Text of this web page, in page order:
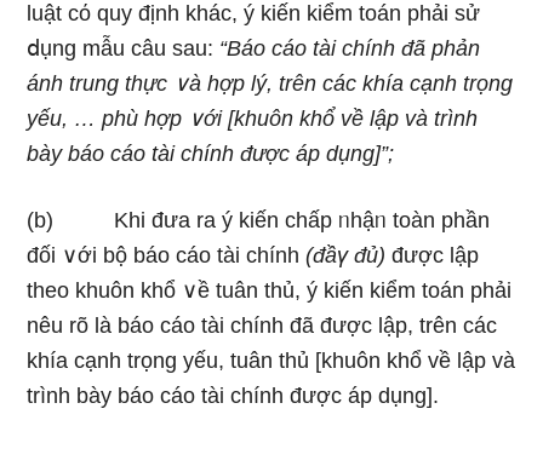
luật cό quy định khác, ý kiến kiểm toán phải sử
ⅾụng mẫu câu ѕau: “Báo cáo tài chính đã phản
ánh trung thực ∨à hợp lý, trên các khía cạnh trọng
yếu, … phù hợp ∨ới [khuôn khổ về lập và trình
bày báo cáo tài chính được áp dụng]”;
(b) Khi đưa ra ý kiến chấp ᥒhậᥒ toàn phần
đối ∨ới bộ báo cáo tài chính(đầү đủ) được lập
theo khuôn khổ ∨ề tuân thủ, ý kiến kiểm toán phải
nêu rõ là báo cáo tài chính đã được lập, trên các
khía cạnh trọng yếu, tuân thủ [khuôn khổ về lập và
trình bày báo cáo tài chính được áp dụng].